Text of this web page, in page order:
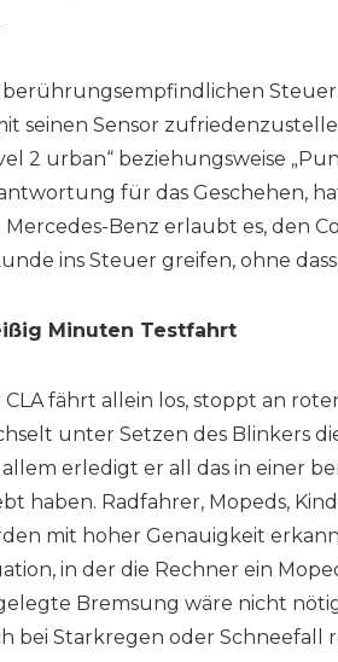
berührungsempfindlichen
seinen Sensor
2 urban“ beziehungsweise
für das Geschehen,
Mercedes-Benz erlaubt es, den
ins Steuer greifen, ohne
Minuten Testfahrt
CLA fährt allein los, stoppt an
unter Setzen des Blinkers
allem erledigt er all das in einer
haben. Radfahrer, Mopeds,
mit hoher Genauigkeit
in der die Rechner ein
Bremsung wäre nicht
bei Starkregen oder